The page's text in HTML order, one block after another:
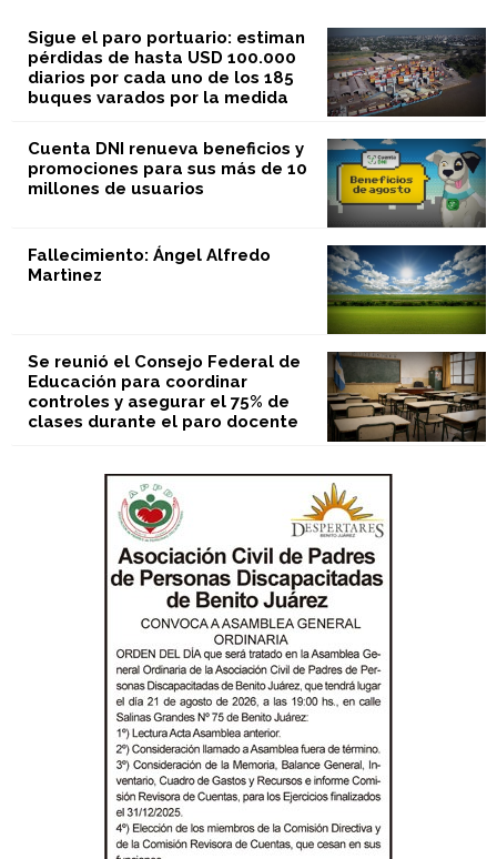
Sigue el paro portuario: estiman
pérdidas de hasta USD 100.000
diarios por cada uno de los 185
buques varados por la medida
Cuenta DNI renueva beneficios y
promociones para sus más de 10
millones de usuarios
Fallecimiento: Ángel Alfredo
Martìnez
Se reunió el Consejo Federal de
Educación para coordinar
controles y asegurar el 75% de
clases durante el paro docente